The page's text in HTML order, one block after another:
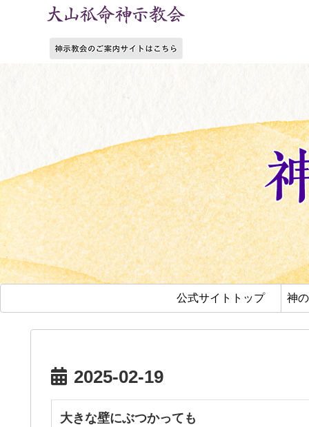
公式サイトトップ 神
2025-02-19
大きな壁にぶつかっても